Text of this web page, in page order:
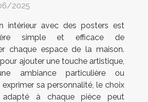
2025
intérieur avec des posters est
simple et efficace de
chaque espace de la maison.
ajouter une touche artistique,
ambiance particulière ou
sa personnalité, le choix
à chaque pièce peut